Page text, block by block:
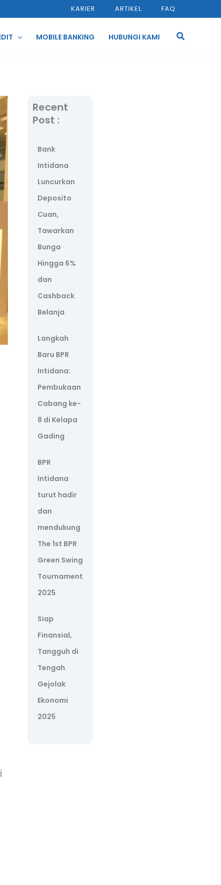
KARIER ARTIKEL FAQ
MOBILE BANKING HUBUNGI KAMI Cari
Recent
Post :
Bank
Intidana
Luncurkan
Deposito
Cuan,
Tawarkan
Bunga
Hingga 6%
dan
Cashback
Belanja
Langkah
Baru BPR
Intidana:
Pembukaan
Cabang ke-
8 di Kelapa
Gading
BPR
Intidana
turut hadir
dan
mendukung
The 1st BPR
Green Swing
Tournament
2025
Siap
Finansial,
Tangguh di
Tengah
Gejolak
Ekonomi
2025